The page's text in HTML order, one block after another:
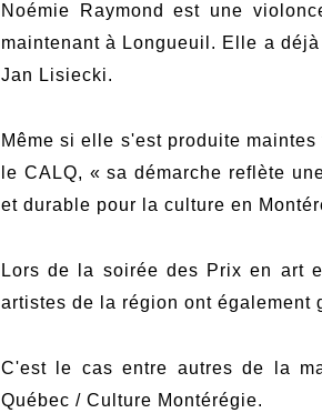
Noémie Raymond est une
maintenant à Longueuil. Elle a
Jan Lisiecki.
Même si elle s'est produite
le CALQ, « sa démarche reflète
et durable pour la culture en
Lors de la soirée des Prix en art
artistes de la région ont également
C'est le cas entre autres de la
Québec / Culture Montérégie.